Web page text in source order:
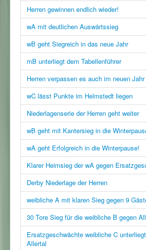
Herren gewinnen endlich wieder!
wA mit deutlichen Auswärtssieg
wB geht Siegreich in das neue Jahr
mB unterliegt dem Tabellenführer
Herren verpassen es auch im neuen
wC lässt Punkte im Helmstedt liegen
Niederlagenserie der Herren geht weiter
wB geht mit Kantersieg in die
wA geht Erfolgreich in die Winterpause!
Klarer Heimsieg der wA gegen
Derby Niederlage der Herren
weibliche A mit klaren Sieg gegen 9
30 Tore Sieg für die weibliche B gegen
Ersatzgeschwächte weibliche C
Allertal